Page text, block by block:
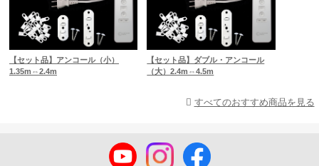
【セット品】アンコール（小）
1.35m⇔2.4m
【セット品】ダブル・アンコール
（大）2.4m⇔4.5m
すべてのおすすめ商品を見る